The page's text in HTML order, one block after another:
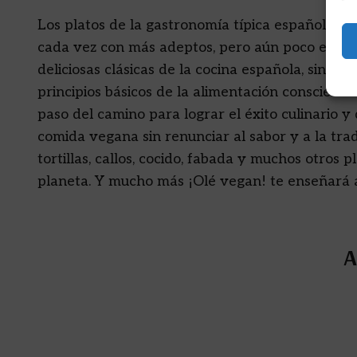
Los platos de la gastronomía típica española,
cada vez con más adeptos, pero aún poco
deliciosas clásicas de la cocina española, sino
principios básicos de la alimentación
paso del camino para lograr el éxito culinario
comida vegana sin renunciar al sabor y a la
tortillas, callos, cocido, fabada y muchos otros
planeta. Y mucho más ¡Olé vegan! te